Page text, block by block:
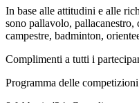
In base alle attitudini e alle
sono pallavolo, pallacanestro,
campestre, badminton,
Complimenti a tutti i
Programma delle